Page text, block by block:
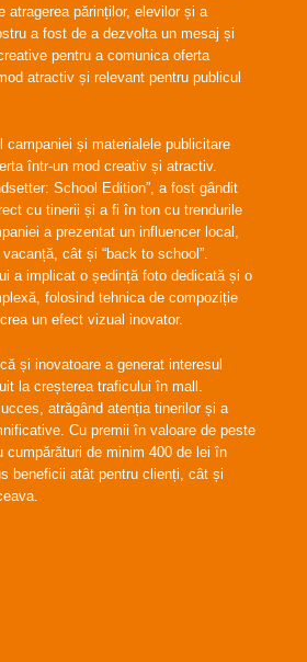
atragerea părinților, elevilor și a
a fost de a dezvolta un mesaj și
pentru a comunica oferta
atractiv și relevant pentru publicul
campaniei și materialele publicitare
într-un mod creativ și atractiv.
School Edition”, a fost gândit
cu tinerii și a fi în ton cu trendurile
a prezentat un influencer local,
cât și “back to school”.
a implicat o ședință foto dedicată și o
folosind tehnica de compoziție
un efect vizual inovator.
și inovatoare a generat interesul
la creșterea traficului în mall.
atrăgând atenția tinerilor și a
Cu premii în valoare de peste
cumpărături de minim 400 de lei în
beneficii atât pentru clienți, cât și